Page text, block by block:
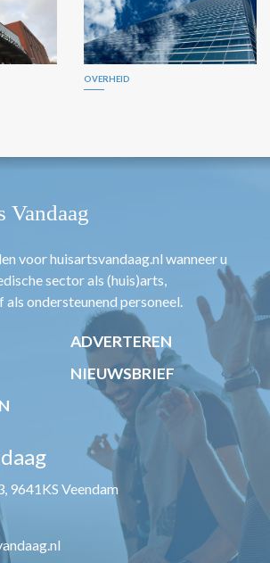
OVERHEID
voor huisartsvandaag.nl wanneer u
sector als (huis)arts,
ondersteunend personeel.
ADVERTEREN
NIEUWSBRIEF
9641KS Veendam